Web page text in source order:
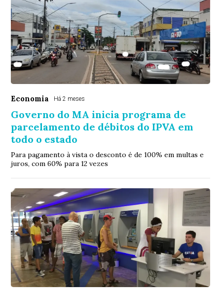
Economia Há 2 meses
Governo do MA inicia programa de
parcelamento de débitos do IPVA em
todo o estado
Para pagamento à vista o desconto é de 100% em multas e
juros, com 60% para 12 vezes